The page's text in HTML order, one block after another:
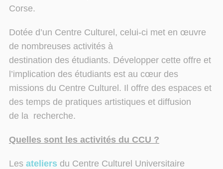
Corse.
Dotée d’un Centre Culturel, celui-ci met en œuvre
de nombreuses activités à
destination des étudiants. Développer cette offre et
l’implication des étudiants est au cœur des
missions du Centre Culturel. Il offre des espaces et
des temps de pratiques artistiques et diffusion
de la recherche.
Quelles sont les activités du CCU ?
Les ateliersdu Centre Culturel Universitaire